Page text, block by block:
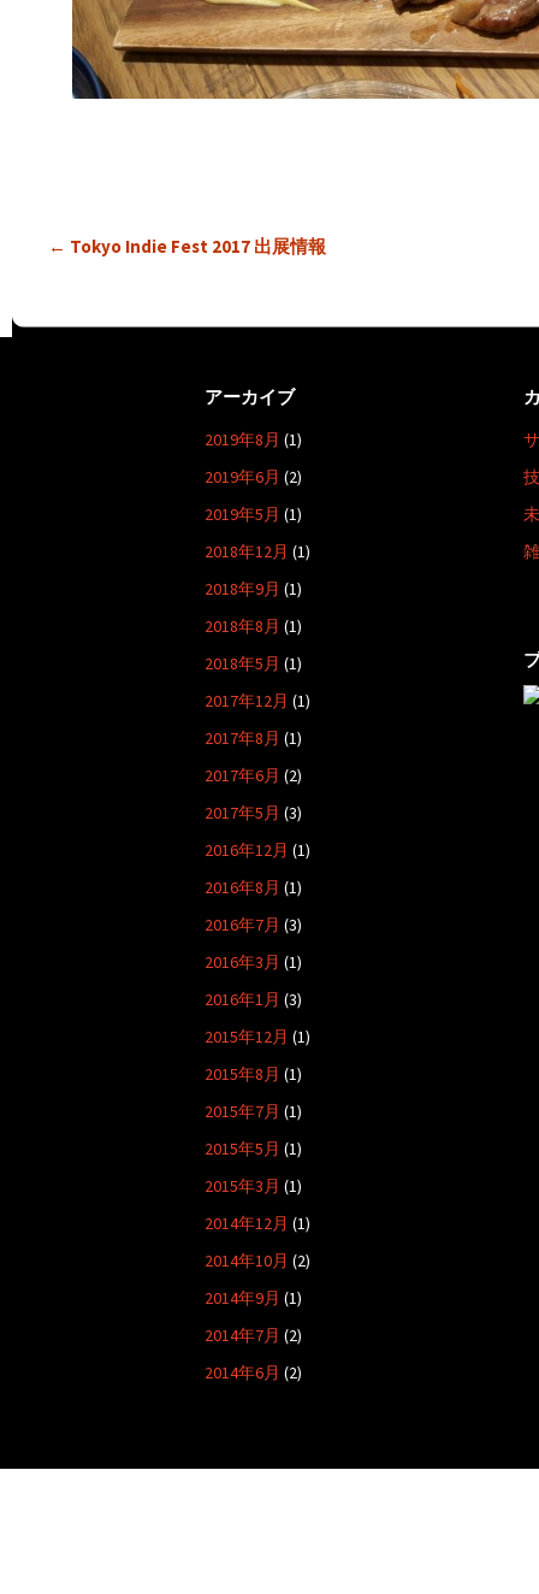
← Tokyo Indie Fest 2017 出展情報
アーカイブ
2019年8月 (1)
2019年6月 (2)
2019年5月 (1)
2018年12月 (1)
2018年9月 (1)
2018年8月 (1)
2018年5月 (1)
2017年12月 (1)
2017年8月 (1)
2017年6月 (2)
2017年5月 (3)
2016年12月 (1)
2016年8月 (1)
2016年7月 (3)
2016年3月 (1)
2016年1月 (3)
2015年12月 (1)
2015年8月 (1)
2015年7月 (1)
2015年5月 (1)
2015年3月 (1)
2014年12月 (1)
2014年10月 (2)
2014年9月 (1)
2014年7月 (2)
2014年6月 (2)